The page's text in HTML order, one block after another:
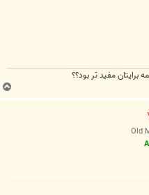
برايتان مفيد تر بود؟؟
ب
ا
Old